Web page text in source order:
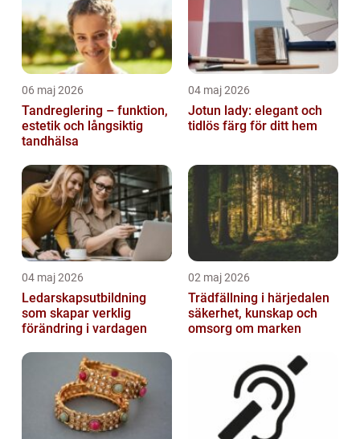
06 maj 2026
Tandreglering – funktion,
estetik och långsiktig
tandhälsa
04 maj 2026
Jotun lady: elegant och
tidlös färg för ditt hem
04 maj 2026
Ledarskapsutbildning
som skapar verklig
förändring i vardagen
02 maj 2026
Trädfällning i härjedalen
säkerhet, kunskap och
omsorg om marken